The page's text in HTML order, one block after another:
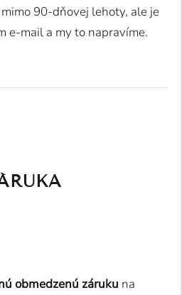
90-dňovej lehoty, ale je
e-mail a my to napravíme.
obmedzenú záruku na